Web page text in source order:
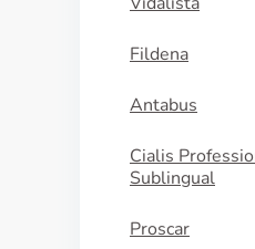
Fildena
Antabus
Cialis
Sublingual
Proscar